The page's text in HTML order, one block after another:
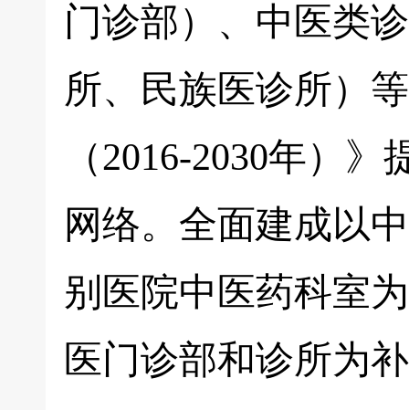
门诊部）、中医类
所、民族医诊所）
（2016-2030年）
网络。全面建成以
别医院中医药科室
医门诊部和诊所为